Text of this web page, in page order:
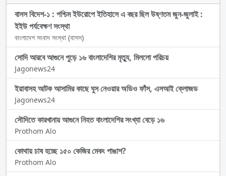
বাসস বিদেশ-১ : পশ্চিম ইউরোপে ইতিহাসে এ বছর ছিল উষ্ণতম জুন-জুলাই :
ইইউ পর্যবেক্ষণ সংস্থা
বাংলাদেশ সংবাদ সংস্থা (বাসস)
সোদি আরবে আগুনে পুড়ে ১৬ বাংলাদেশির মৃত্যু, মিললো পরিচয়
Jagonews24
ইয়াবাসহ আটক আসামির কাছে ঘুস নেওয়ার অডিও ফাঁস, এসআই ক্লোজড
Jagonews24
সৌদিতে কারখানায় আগুনে নিহত বাংলাদেশির সংখ্যা বেড়ে ১৬
Prothom Alo
কোথায় চাষ হচ্ছে ১৫০ কেজির মেকং পাঙাশ?
Prothom Alo